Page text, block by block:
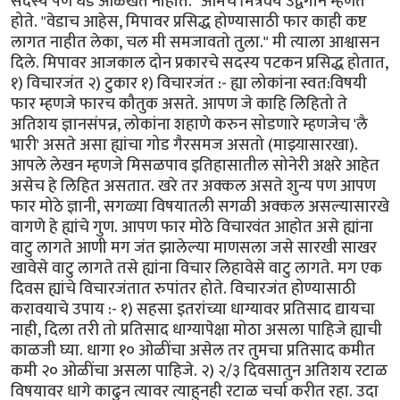
होते. "वेडाच आहेस, मिपावर प्रसिद्ध होण्यासाठी फार काही कष्ट
लागत नाहीत लेका, चल मी समजावतो तुला." मी त्याला आश्वासन
दिले. मिपावर आजकाल दोन प्रकारचे सदस्य पटकन प्रसिद्ध होतात,
१) विचारजंत २) टुकार १) विचारजंत :- ह्या लोकांना स्वत:विषयी
फार म्हणजे फारच कौतुक असते. आपण जे काहि लिहितो ते
अतिशय ज्ञानसंपन्न, लोकांना शहाणे करुन सोडणारे म्हणजेच 'लै
भारी' असते असा ह्यांचा गोड गैरसमज असतो (माझ्यासारखा).
आपले लेखन म्हणजे मिसळपाव इतिहासातील सोनेरी अक्षरे आहेत
असेच हे लिहित असतात. खरे तर अक्कल असते शुन्य पण आपण
फार मोठे ज्ञानी, सगळ्या विषयातली सगळी अक्कल असल्यासारखे
वागणे हे ह्यांचे गुण. आपण फार मोठे विचारवंत आहोत असे ह्यांना
वाटु लागते आणी मग जंत झालेल्या माणसला जसे सारखी साखर
खावेसे वाटु लागते तसे ह्यांना विचार लिहावेसे वाटु लागते. मग एक
दिवस ह्यांचे विचारजंतात रुपांतर होते. विचारजंत होण्यासाठी
करावयाचे उपाय :- १) सहसा इतरांच्या धाग्यावर प्रतिसाद द्यायचा
नाही, दिला तरी तो प्रतिसाद धाग्यापेक्षा मोठा असला पाहिजे ह्याची
काळजी घ्या. धागा १० ओळींचा असेल तर तुमचा प्रतिसाद कमीत
कमी २० ओळींचा असला पाहिजे. २) २/३ दिवसातुन अतिशय रटाळ
विषयावर धागे काढुन त्यावर त्याहुनही रटाळ चर्चा करीत रहा. उदा